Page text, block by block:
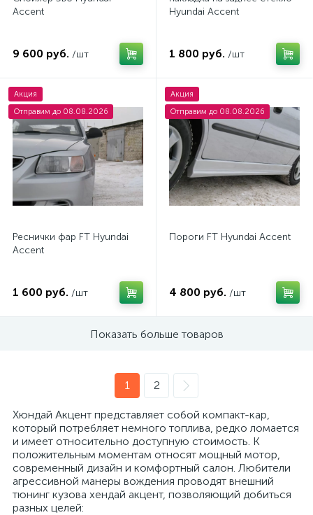
Accent
9 600 руб. /шт
Hyundai Accent
1 800 руб. /шт
Акция
Отправим до 08.08.2026
Реснички фар FT Hyundai
Accent
1 600 руб. /шт
Акция
Отправим до 08.08.2026
Пороги FT Hyundai Accent
4 800 руб. /шт
Показать больше товаров
1 2
Хюндай Акцент представляет собой компакт-кар,
который потребляет немного топлива, редко ломается
и имеет относительно доступную стоимость. К
положительным моментам относят мощный мотор,
современный дизайн и комфортный салон. Любители
агрессивной манеры вождения проводят внешний
тюнинг кузова хендай акцент, позволяющий добиться
разных целей: